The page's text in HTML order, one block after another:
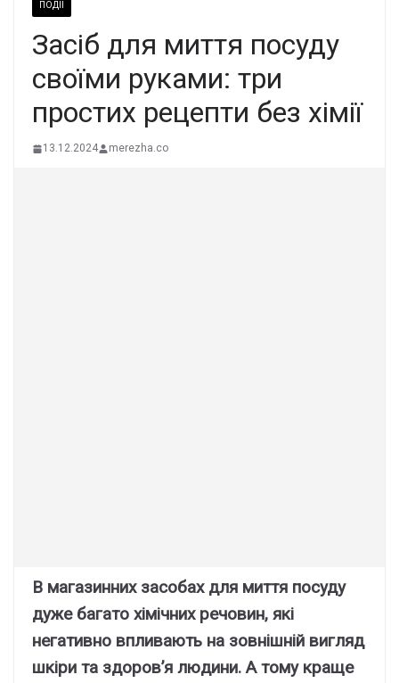
ПОДІЇ
Засіб для миття посуду
своїми руками: три
простих рецепти без хімії
13.12.2024 merezha.co
В магазинних засобах для миття посуду
дуже багато хімічних речовин, які
негативно впливають на зовнішній вигляд
шкіри та здоров’я людини. А тому краще